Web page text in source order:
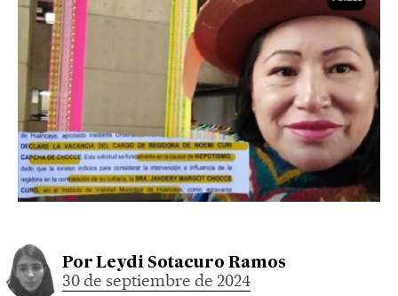
Por Leydi Sotacuro Ramos
30 de septiembre de 2024